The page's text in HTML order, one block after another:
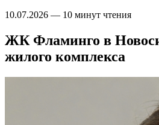
10.07.2026 — 10 минут чтения
ЖК Фламинго в
жилого комплекса